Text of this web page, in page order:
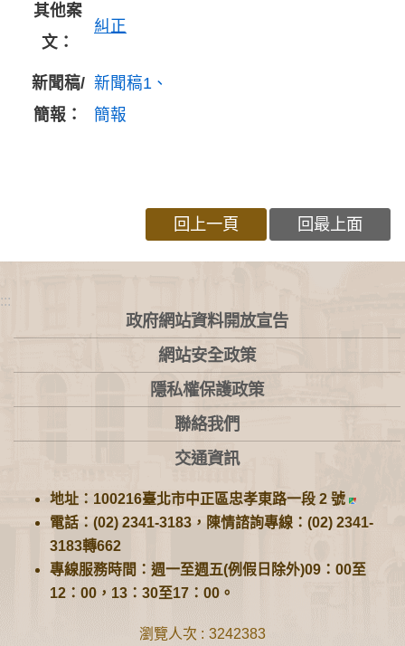
其他案
文：
糾正
新聞稿/
簡報：
新聞稿1
簡報
回上一頁 回最上面
:::
政府網站資料開放宣告
網站安全政策
隱私權保護政策
聯絡我們
交通資訊
地址：100216臺北市中正區忠孝東路一段 2 號
電話：(02) 2341-3183，陳情諮詢專線：(02) 2341-
3183轉662
專線服務時間：週一至週五(例假日除外)09：00至
12：00，13：30至17：00。
瀏覽人次 3242383